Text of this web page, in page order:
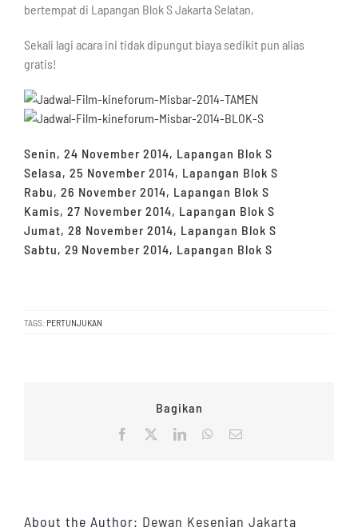
bertempat di Lapangan Blok S Jakarta Selatan,
Sekali lagi acara ini tidak dipungut biaya sedikit pun alias
gratis!
Senin, 24 November 2014, Lapangan Blok S
Selasa, 25 November 2014, Lapangan Blok S
Rabu, 26 November 2014, Lapangan Blok S
Kamis, 27 November 2014, Lapangan Blok S
Jumat, 28 November 2014, Lapangan Blok S
Sabtu, 29 November 2014, Lapangan Blok S
TAGS: PERTUNJUKAN
Bagikan
Facebook LinkedInWhatsApp
Email
About the Author: Dewan Kesenian Jakarta